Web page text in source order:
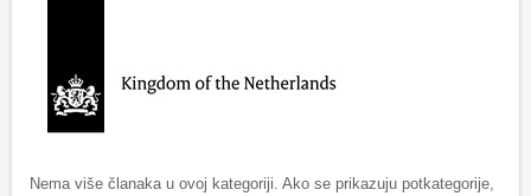
Nema više članaka u ovoj kategoriji. Ako se prikazuju potkategorije,